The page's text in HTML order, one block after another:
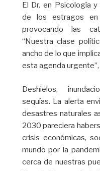
El Dr. en Psicología
de los estragos en
provocando las
“Nuestra clase
ancho de lo que
esta agenda
Deshielos,
sequías. La alerta
desastres naturales
2030 pareciera
crisis económicas,
mundo por la
cerca de nuestras